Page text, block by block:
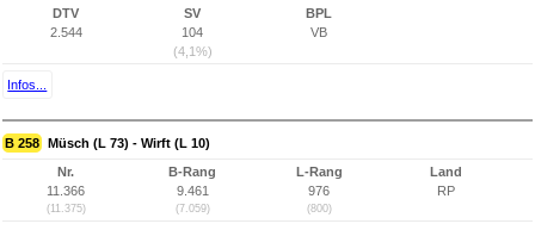
DTV
2.544
SV
104
(4,1%)
BPL
VB
Infos...
B 258 Müsch (L 73) - Wirft (L 10)
Nr.
11.366
(11.375)
B-Rang
9.461
(7.059)
L-Rang
976
(800)
Land
RP